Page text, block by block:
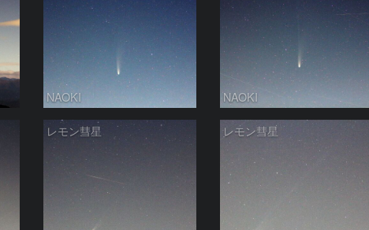
NAOKI NAOKI
レモン彗星 レモン彗星